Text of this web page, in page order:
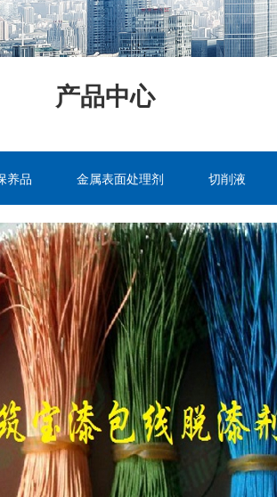
产品中心
养品 金属表面处理剂 切削液